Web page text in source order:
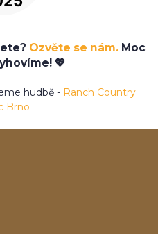
Ozvěte se nám. Moc
💖
hudbě - Ranch Country
Brno